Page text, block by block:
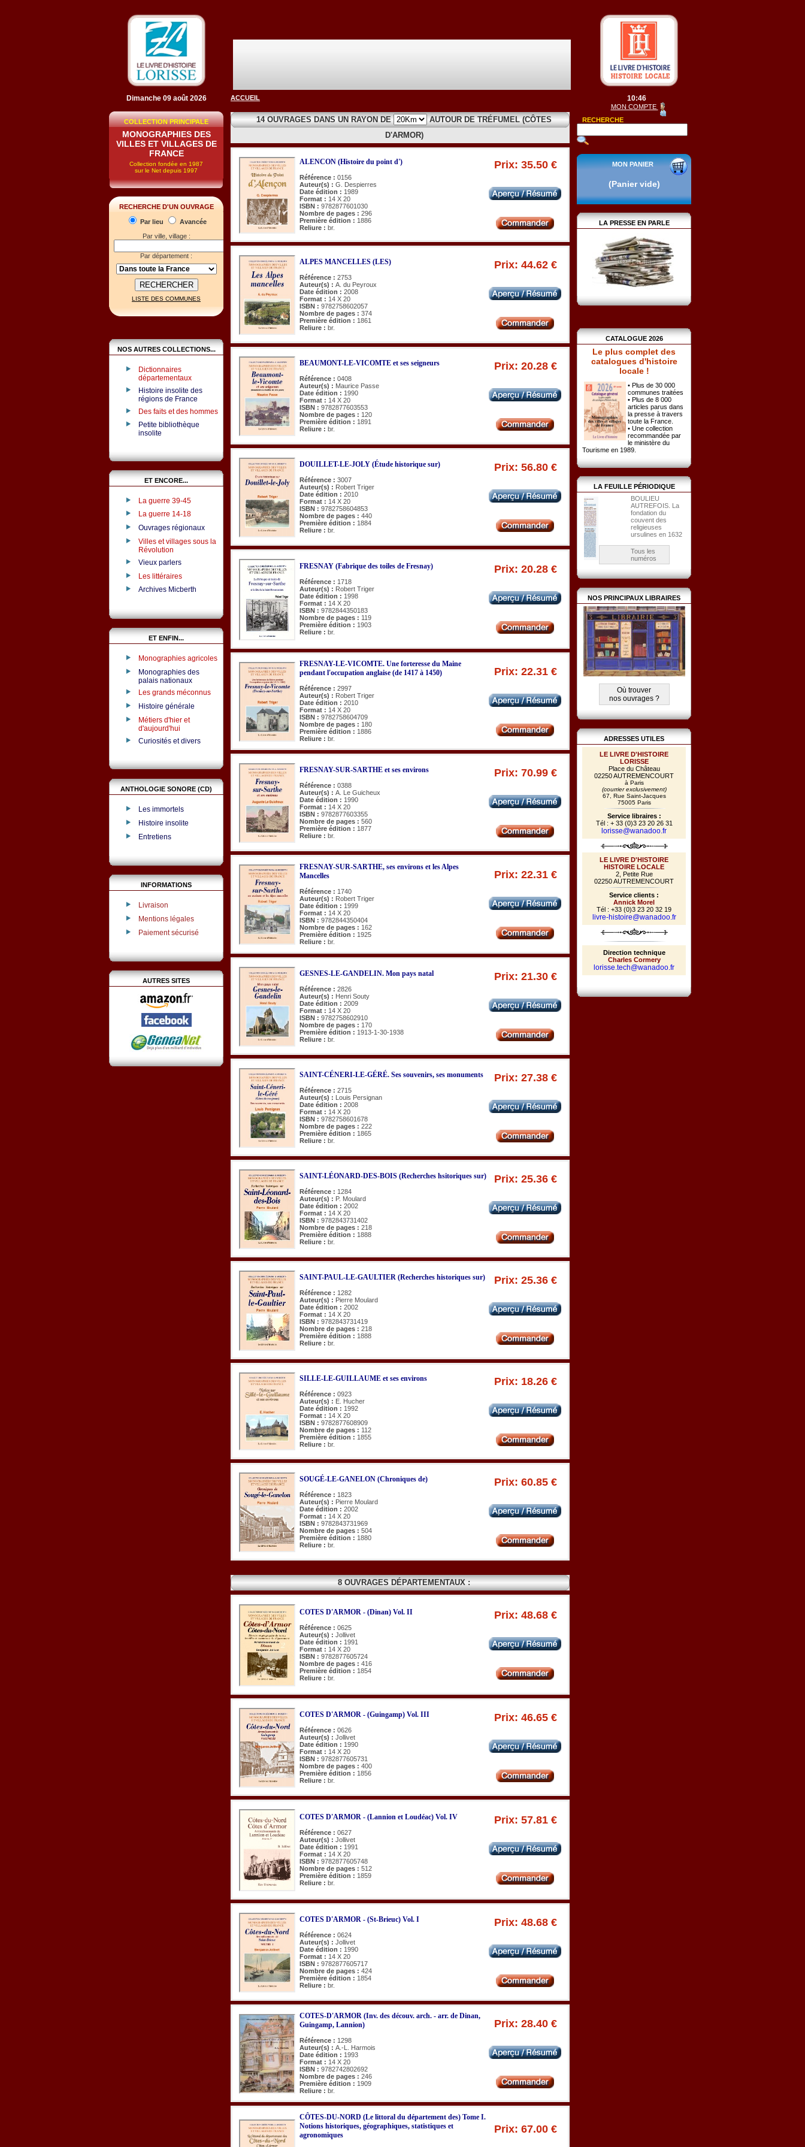
Dimanche 09 août 2026
COLLECTION PRINCIPALE
MONOGRAPHIES DES
VILLES ET VILLAGES DE
FRANCE
Collection fondée en 1987
sur le Net depuis 1997
RECHERCHE D'UN OUVRAGE
Par lieu
Avancée
Par ville, village :
Par département :
LISTE DES COMMUNES
NOS AUTRES COLLECTIONS...
Dictionnaires
départementaux
Histoire insolite des
régions de France
Des faits et des hommes
Petite bibliothèque
insolite
ET ENCORE...
La guerre 39-45
La guerre 14-18
Ouvrages régionaux
Villes et villages sous la
Révolution
Vieux parlers
Les littéraires
Archives Micberth
ET ENFIN...
Monographies agricoles
Monographies des
palais nationaux
Les grands méconnus
Histoire générale
Métiers d'hier et
d'aujourd'hui
Curiosités et divers
ANTHOLOGIE SONORE (CD)
Les immortels
Histoire insolite
Entretiens
INFORMATIONS
Livraison
Mentions légales
Paiement sécurisé
AUTRES SITES
ACCUEIL
14 OUVRAGES DANS UN RAYON DE
AUTOUR DE TRÉFUMEL (CÔTES
D'ARMOR)
ALENCON (Histoire du point d')
Référence : 0156
Auteur(s) : G. Despierres
Date édition : 1989
Format : 14 X 20
ISBN : 9782877601030
Nombre de pages : 296
Première édition : 1886
Reliure : br.
Prix: 35.50 €
ALPES MANCELLES (LES)
Référence : 2753
Auteur(s) : A. du Peyroux
Date édition : 2008
Format : 14 X 20
ISBN : 9782758602057
Nombre de pages : 374
Première édition : 1861
Reliure : br.
Prix: 44.62 €
BEAUMONT-LE-VICOMTE et ses seigneurs
Référence : 0408
Auteur(s) : Maurice Passe
Date édition : 1990
Format : 14 X 20
ISBN : 9782877603553
Nombre de pages : 120
Première édition : 1891
Reliure : br.
Prix: 20.28 €
DOUILLET-LE-JOLY (Étude historique sur)
Référence : 3007
Auteur(s) : Robert Triger
Date édition : 2010
Format : 14 X 20
ISBN : 9782758604853
Nombre de pages : 440
Première édition : 1884
Reliure : br.
Prix: 56.80 €
FRESNAY (Fabrique des toiles de Fresnay)
Référence : 1718
Auteur(s) : Robert Triger
Date édition : 1998
Format : 14 X 20
ISBN : 9782844350183
Nombre de pages : 119
Première édition : 1903
Reliure : br.
Prix: 20.28 €
FRESNAY-LE-VICOMTE. Une forteresse du Maine
pendant l'occupation anglaise (de 1417 à 1450)
Référence : 2997
Auteur(s) : Robert Triger
Date édition : 2010
Format : 14 X 20
ISBN : 9782758604709
Nombre de pages : 180
Première édition : 1886
Reliure : br.
Prix: 22.31 €
FRESNAY-SUR-SARTHE et ses environs
Référence : 0388
Auteur(s) : A. Le Guicheux
Date édition : 1990
Format : 14 X 20
ISBN : 9782877603355
Nombre de pages : 560
Première édition : 1877
Reliure : br.
Prix: 70.99 €
FRESNAY-SUR-SARTHE, ses environs et les Alpes
Mancelles
Référence : 1740
Auteur(s) : Robert Triger
Date édition : 1999
Format : 14 X 20
ISBN : 9782844350404
Nombre de pages : 162
Première édition : 1925
Reliure : br.
Prix: 22.31 €
GESNES-LE-GANDELIN. Mon pays natal
Référence : 2826
Auteur(s) : Henri Souty
Date édition : 2009
Format : 14 X 20
ISBN : 9782758602910
Nombre de pages : 170
Première édition : 1913-1-30-1938
Reliure : br.
Prix: 21.30 €
SAINT-CÉNERI-LE-GÉRÉ. Ses souvenirs, ses monuments
Référence : 2715
Auteur(s) : Louis Persignan
Date édition : 2008
Format : 14 X 20
ISBN : 9782758601678
Nombre de pages : 222
Première édition : 1865
Reliure : br.
Prix: 27.38 €
SAINT-LÉONARD-DES-BOIS (Recherches hsitoriques sur)
Référence : 1284
Auteur(s) : P. Moulard
Date édition : 2002
Format : 14 X 20
ISBN : 9782843731402
Nombre de pages : 218
Première édition : 1888
Reliure : br.
Prix: 25.36 €
SAINT-PAUL-LE-GAULTIER (Recherches historiques sur)
Référence : 1282
Auteur(s) : Pierre Moulard
Date édition : 2002
Format : 14 X 20
ISBN : 9782843731419
Nombre de pages : 218
Première édition : 1888
Reliure : br.
Prix: 25.36 €
SILLE-LE-GUILLAUME et ses environs
Référence : 0923
Auteur(s) : E. Hucher
Date édition : 1992
Format : 14 X 20
ISBN : 9782877608909
Nombre de pages : 112
Première édition : 1855
Reliure : br.
Prix: 18.26 €
SOUGÉ-LE-GANELON (Chroniques de)
Référence : 1823
Auteur(s) : Pierre Moulard
Date édition : 2002
Format : 14 X 20
ISBN : 9782843731969
Nombre de pages : 504
Première édition : 1880
Reliure : br.
Prix: 60.85 €
8 OUVRAGES DÉPARTEMENTAUX :
COTES D'ARMOR - (Dinan) Vol. II
Référence : 0625
Auteur(s) : Jollivet
Date édition : 1991
Format : 14 X 20
ISBN : 9782877605724
Nombre de pages : 416
Première édition : 1854
Reliure : br.
Prix: 48.68 €
COTES D'ARMOR - (Guingamp) Vol. III
Référence : 0626
Auteur(s) : Jollivet
Date édition : 1990
Format : 14 X 20
ISBN : 9782877605731
Nombre de pages : 400
Première édition : 1856
Reliure : br.
Prix: 46.65 €
COTES D'ARMOR - (Lannion et Loudéac) Vol. IV
Référence : 0627
Auteur(s) : Jollivet
Date édition : 1991
Format : 14 X 20
ISBN : 9782877605748
Nombre de pages : 512
Première édition : 1859
Reliure : br.
Prix: 57.81 €
COTES D'ARMOR - (St-Brieuc) Vol. I
Référence : 0624
Auteur(s) : Jollivet
Date édition : 1990
Format : 14 X 20
ISBN : 9782877605717
Nombre de pages : 424
Première édition : 1854
Reliure : br.
Prix: 48.68 €
COTES-D'ARMOR (Inv. des découv. arch. - arr. de Dinan,
Guingamp, Lannion)
Référence : 1298
Auteur(s) : A.-L. Harmois
Date édition : 1993
Format : 14 X 20
ISBN : 9782742802692
Nombre de pages : 246
Première édition : 1909
Reliure : br.
Prix: 28.40 €
CÔTES-DU-NORD (Le littoral du département des) Tome I.
Notions historiques, géographiques, statistiques et
agronomiques
Prix: 67.00 €
10:46
MON COMPTE
RECHERCHE
MON PANIER
(Panier vide)
LA PRESSE EN PARLE
CATALOGUE 2026
Le plus complet des
catalogues d'histoire
locale !
• Plus de 30 000
communes traitées
• Plus de 8 000
articles parus dans
la presse à travers
toute la France.
• Une collection
recommandée par
le ministère du
Tourisme en 1989.
LA FEUILLE PÉRIODIQUE
BOULIEU
AUTREFOIS. La
fondation du
couvent des
religieuses
ursulines en 1632
Tous les
numéros
NOS PRINCIPAUX LIBRAIRES
Où trouver
nos ouvrages ?
ADRESSES UTILES
LE LIVRE D'HISTOIRE
LORISSE
Place du Château
02250 AUTREMENCOURT
à Paris
(courrier exclusivement)
67, Rue Saint-Jacques
75005 Paris
Service libraires :
Tél : + 33 (0)3 23 20 26 31
lorisse@wanadoo.fr
LE LIVRE D'HISTOIRE
HISTOIRE LOCALE
2, Petite Rue
02250 AUTREMENCOURT
Service clients :
Annick Morel
Tél : +33 (0)3 23 20 32 19
livre-histoire@wanadoo.fr
Direction technique
Charles Cormery
lorisse.tech@wanadoo.fr